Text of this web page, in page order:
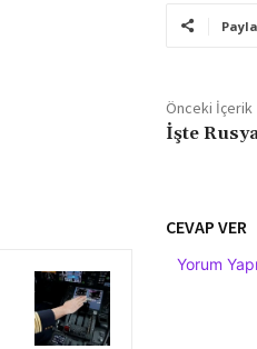
Önceki İçerik
İşte
CEVAP VER
Yorum